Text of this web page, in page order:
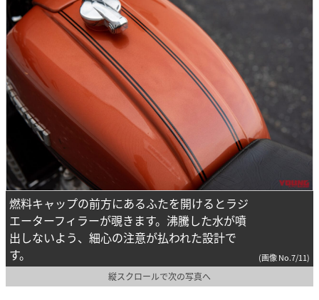
燃料キャップの前方にあるふたを開けるとラジ
エーターフィラーが覗きます。沸騰した水が噴
出しないよう、細心の注意が払われた設計で
す。
(画像 No.7/11)
縦スクロールで次の写真へ